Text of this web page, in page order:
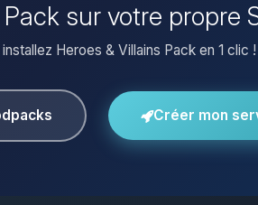
sur votre propre
Heroes & Villains Pack en 1 clic !
Créer mon